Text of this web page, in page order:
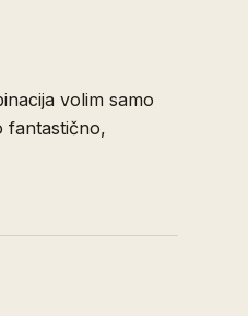
volim samo
fantastično,